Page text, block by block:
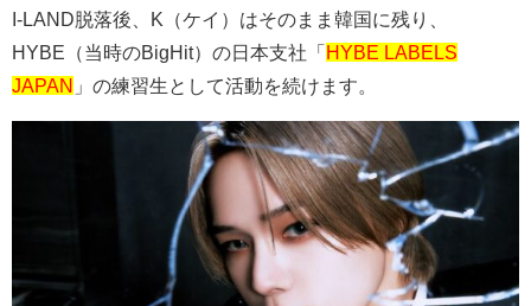
I-LAND脱落後、K（ケイ）はそのまま韓国に残り、
HYBE（当時のBigHit）の日本支社「 HYBE LABELS
JAPAN 」の練習生として活動を続けます。